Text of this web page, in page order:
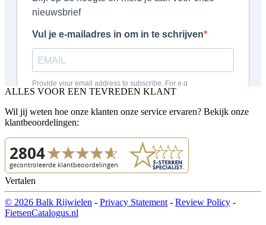
ALLES VOOR EEN TEVREDEN KLANT
Wil jij weten hoe onze klanten onze service ervaren? Bekijk onze
klantbeoordelingen:
Vertalen
© 2026 Balk Rijwielen - Privacy Statement - Review Policy -
FietsenCatalogus.nl